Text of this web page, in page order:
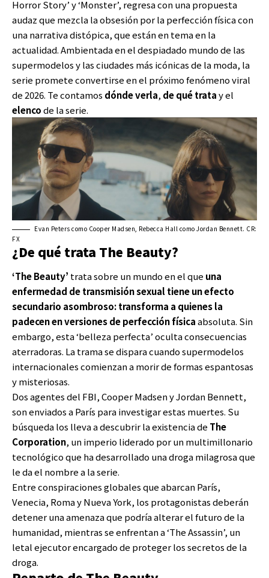
Horror Story’ y ‘Monster’, regresa con una propuesta
audaz que mezcla la obsesión por la perfección física con
una narrativa distópica, que están en tema en la
actualidad. Ambientada en el despiadado mundo de las
supermodelos y las ciudades más icónicas de la moda, la
serie promete convertirse en el próximo fenómeno viral
de 2026. Te contamos dónde verla, de qué tratay el
elencode la serie.
Evan Peters como Cooper Madsen, Rebecca Hall como Jordan Bennett. CR:
FX
¿De qué trata The Beauty?
‘The Beauty’ trata sobre un mundo en el que una
enfermedad de transmisión sexual tiene un efecto
secundario asombroso: transforma a quienes la
padecen en versiones de perfección físicaabsoluta. Sin
embargo, esta ‘belleza perfecta’ oculta consecuencias
aterradoras. La trama se dispara cuando supermodelos
internacionales comienzan a morir de formas espantosas
y misteriosas.
Dos agentes del FBI, Cooper Madsen y Jordan Bennett,
son enviados a París para investigar estas muertes. Su
búsqueda los lleva a descubrir la existencia de The
Corporation, un imperio liderado por un multimillonario
tecnológico que ha desarrollado una droga milagrosa que
le da el nombre a la serie.
Entre conspiraciones globales que abarcan París,
Venecia, Roma y Nueva York, los protagonistas deberán
detener una amenaza que podría alterar el futuro de la
humanidad, mientras se enfrentan a ‘The Assassin’, un
letal ejecutor encargado de proteger los secretos de la
droga.